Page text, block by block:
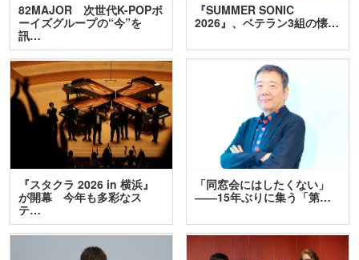
82MAJOR 次世代K-POPボ
ーイズグループの“今”を
訊…
『SUMMER SONIC
2026』、ベテラン3組の懐…
『スタクラ 2026 in 横浜』
が開幕 今年も多彩なス
テ…
「同窓会にはしたくない」
――15年ぶりに集う「第…